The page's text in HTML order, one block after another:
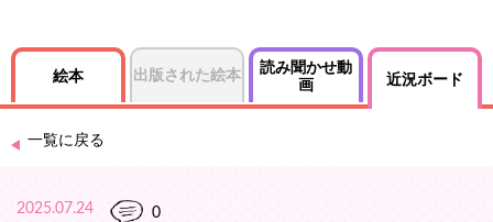
絵本 出版された絵本
読み聞かせ動
画
近況ボード
一覧に戻る
2025.07.24 0